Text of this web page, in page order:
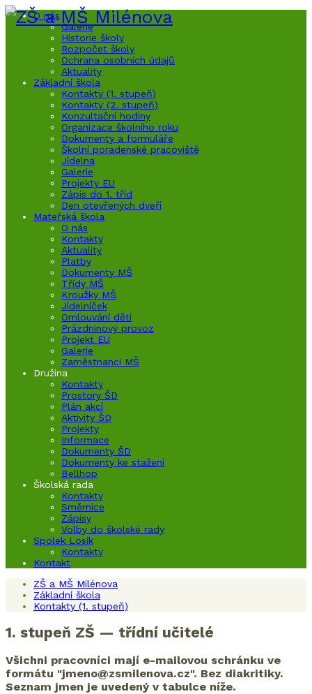
O nás
Galerie
Historie školy
Rozpočet školy
Ochrana osobních údajů
Aktuality
Základní škola
Kontakty (1. stupeň)
Kontakty (2. stupeň)
Konzultační hodiny
Organizace školního roku
Dokumenty a formuláře
Školní poradenské pracoviště
Jídelna
Galerie
Projekty EU
Zápis do 1. tříd
Den otevřených dveří
Mateřská škola
O nás
Kontakty
Aktuality
Platby
Dokumenty MŠ
Třídy MŠ
Kroužky MŠ
Jídelníček
Omlouvání dětí
Prázdninový provoz
Projekt EU
Galerie
Zaměstnanci MŠ
Družina
Kontakty
Prostory ŠD
Plán akcí
Aktivity ŠD
Projekty
Informace
Dokumenty ŠD
Dokumenty ke stažení
Bellhop
Školská rada
Kontakty
Směrnice
Zápisy
Volby do školské rady
Spolek Losík
Kontakty
Kontakt
ZŠ a MŠ Milénova
Základní škola
Kontakty (1. stupeň)
1. stupeň ZŠ — třídní učitelé
Všichni pracovníci mají e-mailovou schránku ve
formátu "jmeno@zsmilenova.cz". Bez diakritiky.
Seznam jmen je uvedený v tabulce níže.